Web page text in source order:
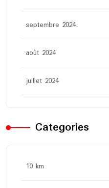
septembre 2024
août 2024
juillet 2024
Categories
10 km